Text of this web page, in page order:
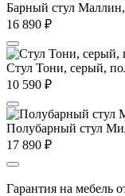
Барный стул
16 890 ₽
Стул Тони, серый,
10 590 ₽
Полубарный стул
17 890 ₽
Гарантия на мебель